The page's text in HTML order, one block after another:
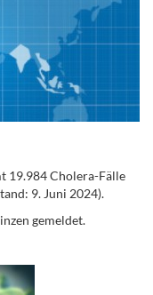
19.984 Cholera-Fälle
9. Juni 2024).
gemeldet.